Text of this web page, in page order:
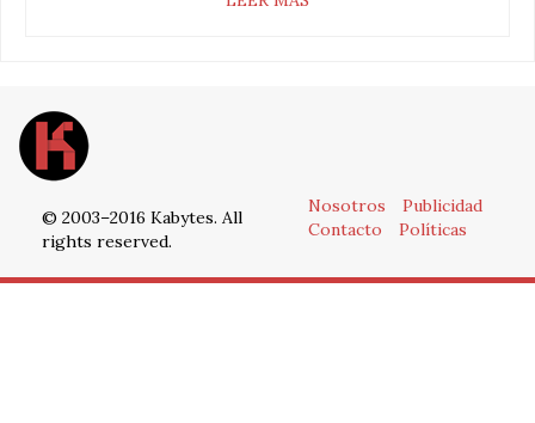
© 2003–2016 Kabytes. All
rights reserved.
Nosotros
Publicidad
Contacto
Políticas